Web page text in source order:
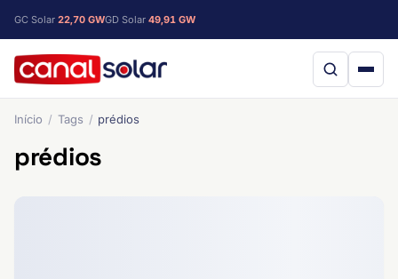
GC Solar 22,70 GWGD Solar 49,91 GW
Início Tags prédios
prédios